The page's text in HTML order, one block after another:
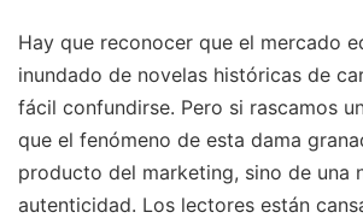
Hay que reconocer que el mercado
inundado de novelas históricas de
fácil confundirse. Pero si rascamos
que el fenómeno de esta dama
producto del marketing, sino de una
autenticidad. Los lectores están